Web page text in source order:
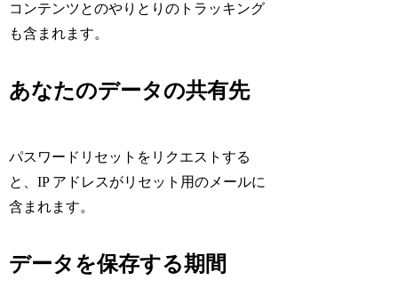
コンテンツとのやりとりのトラッキング
も含まれます。
あなたのデータの共有先
パスワードリセットをリクエストする
と、IP アドレスがリセット用のメールに
含まれます。
データを保存する期間